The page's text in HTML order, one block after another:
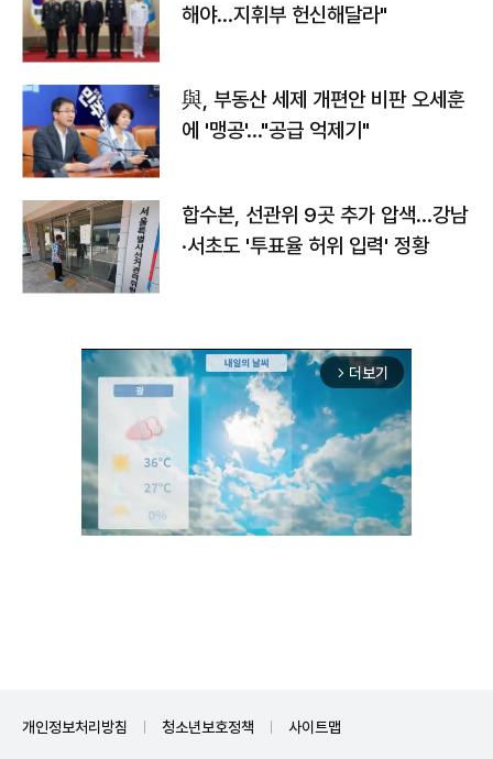
해야…지휘부 헌신해달라"
與, 부동산 세제 개편안 비판 오세훈
에 '맹공'…"공급 억제기"
합수본, 선관위 9곳 추가 압색…강남
·서초도 '투표율 허위 입력' 정황
arrow_forward_ios 더보기
개인정보처리방침 청소년보호정책 사이트맵